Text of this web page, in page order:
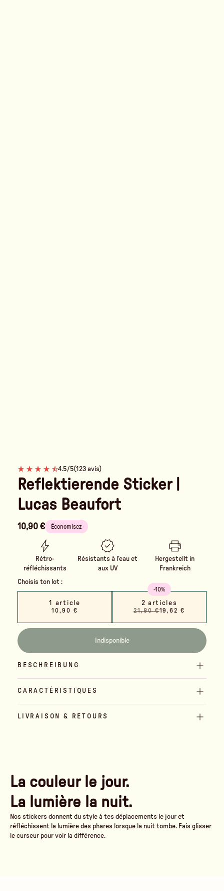
4.5/5(123 avis)
Reflektierende Sticker |
Lucas Beaufort
10,90 € Économisez
Rétro-
réfléchissants
Résistants à l’eau et
aux UV
Hergestellt in
Frankreich
Choisis ton lot :
1 article
10,90 €
-10%
2 articles
21,80 €19,62 €
Indisponible
BESCHREIBUNG
CARACTÉRISTIQUES
LIVRAISON & RETOURS
La couleur le jour.
La lumière la nuit.
Nos stickers donnent du style à tes déplacements le jour et
réfléchissent la lumière des phares lorsque la nuit tombe. Fais glisser
le curseur pour voir la différence.